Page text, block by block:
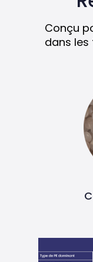
Conçu
dans les